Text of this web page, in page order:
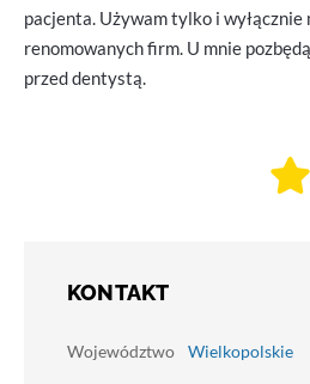
pacjenta. Używam tylko i wyłącznie
renomowanych firm. U mnie
przed dentystą.
KONTAKT
Województwo Wielkopolskie